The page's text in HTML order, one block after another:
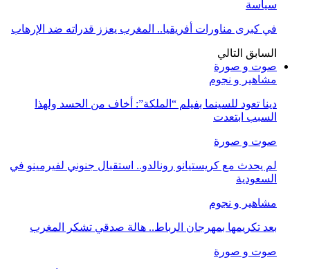
سياسة
في كبرى مناورات أفريقيا.. المغرب يعزز قدراته ضد الإرهاب
السابق التالي
صوت و صورة
مشاهير و نجوم
دينا تعود للسينما بفيلم “الملكة”: أخاف من الحسد ولهذا
السبب ابتعدت
صوت و صورة
لم يحدث مع كريستيانو رونالدو.. استقبال جنوني لفيرمينو في
السعودية
مشاهير و نجوم
بعد تكريمها بمهرجان الرباط.. هالة صدقي تشكر المغرب
صوت و صورة